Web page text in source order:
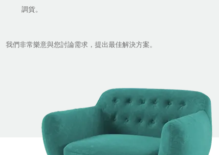
調貨。
我們非常樂意與您討論需求，提出最佳解決方案。